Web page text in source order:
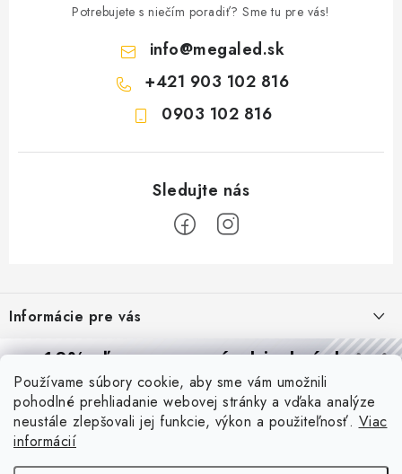
Používame súbory cookie, aby sme vám umožnili
pohodlné prehliadanie webovej stránky a vďaka analýze
neustále zlepšovali jej funkcie, výkon a použiteľnosť. Viac
informácií
Potrebujete s niečím poradiť? Sme tu pre vás!
info@megaled.sk
+421 903 102 816
0903 102 816
p
ä
Informácie pre vás
Reklamácie a formulár na odstúpenie od zmluvy
Obchodné podmienky
Podmienky ochrany osobných údajov
O nás - MEGALED & JANTON Zákamenné
Blog
PIR vs. mikrovlnný senzor: ktorý je lepší a kedy ho použiť? +
vysvetlenie daylight senzoru
10% zľavana prvú objednávku
Prihláste sa azískajtezľavu aj praktické tipy,vďaka ktorým
budete svietiť lepšie a platiť menej.